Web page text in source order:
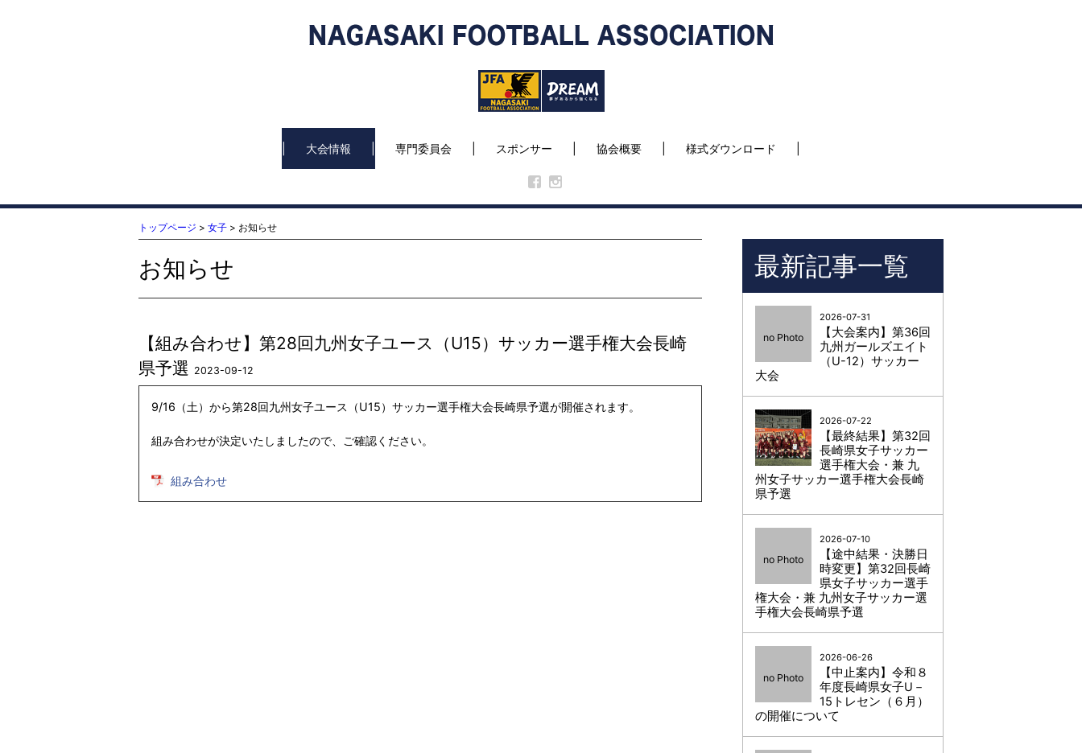
大会情報 専門委員会 スポンサー 協会概要 様式ダウンロード
トップページ > 女子 > お知らせ
お知らせ
【組み合わせ】第28回九州女子ユース（U15）サッカー選手権大会長崎
県予選 2023-09-12
9/16（土）から第28回九州女子ユース（U15）サッカー選手権大会長崎県予選が開催されます。
組み合わせが決定いたしましたので、ご確認ください。
組み合わせ
最新記事一覧
no Photo
2026-07-31
【大会案内】第36回
九州ガールズエイト
（U-12）サッカー
大会
2026-07-22
【最終結果】第32回
長崎県女子サッカー
選手権大会・兼 九
州女子サッカー選手権大会長崎
県予選
no Photo
2026-07-10
【途中結果・決勝日
時変更】第32回長崎
県女子サッカー選手
権大会・兼 九州女子サッカー選
手権大会長崎県予選
no Photo
2026-06-26
【中止案内】令和８
年度長崎県女子U－
15トレセン（６月）
の開催について